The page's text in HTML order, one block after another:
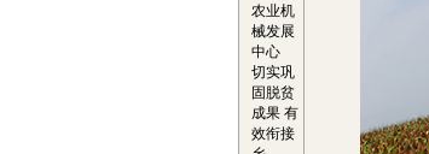
农业机
械发展
中心
切实巩
固脱贫
成果 有
效衔接